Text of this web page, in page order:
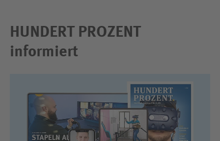
HUNDERT PROZENT
informiert